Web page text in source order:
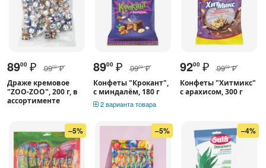
8900 ₽ 9900 ₽
Драже кремовое
"ZOO-ZOO", 200 г, в
ассортименте
8900 ₽ 9900 ₽
Конфеты "Крокант",
с миндалём, 180 г
2 варианта товара
9200 ₽ 9900 ₽
Конфеты "Хитмикс"
с арахисом, 300 г
–5% –5% –4%